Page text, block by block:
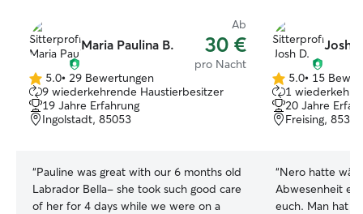
Maria Paulina B.
Ab
30 €
pro Nacht
5.0
von
5
Sternen
5.0• 29 Bewertungen
9 wiederkehrende Haustierbesitzer
19 Jahre Erfahrung
Ingolstadt, 85053
“Pauline was great with our 6 months old
Labrador Bella- she took such good care
of her for 4 days while we were on a
Josh
5.0
von
5
Sternen
5.0• 15
1
20 Jahre
Freising, 85354
“Nero hatte
Abwesenheit
euch. Man hat